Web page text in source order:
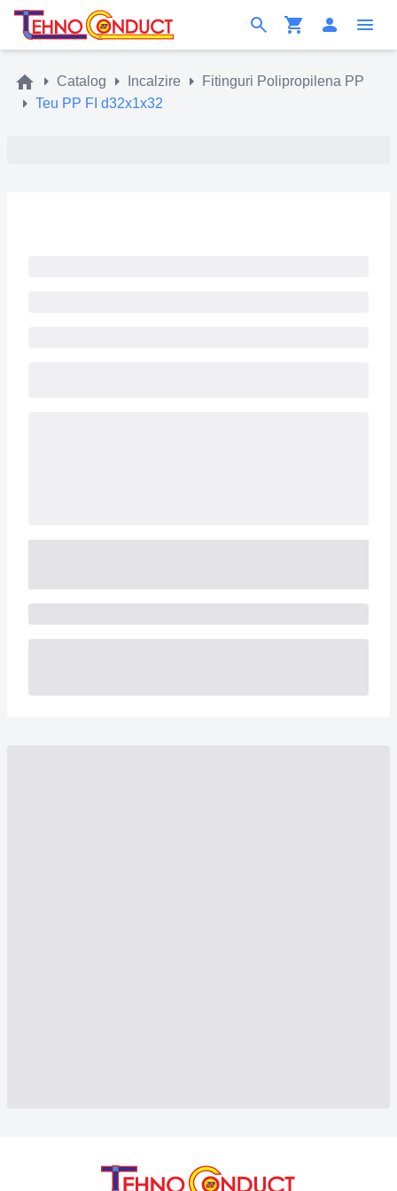
Catalog Incalzire
Fitinguri Polipropilena PP
Teu PP FI d32x1x32